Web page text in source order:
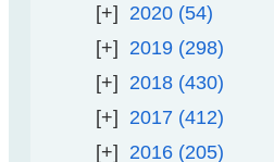
2020 54
2019 298
2018 430
2017 412
2016 205